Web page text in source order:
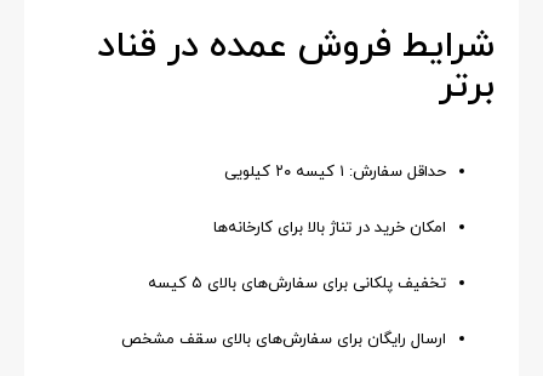
شرایط فروش عمده در قناد
برتر
حداقل سفارش: ۱ کیسه ۲۰ کیلویی
امکان خرید در تناژ بالا برای کارخانه‌ها
تخفیف پلکانی برای سفارش‌های بالای ۵ کیسه
ارسال رایگان برای سفارش‌های بالای سقف مشخص